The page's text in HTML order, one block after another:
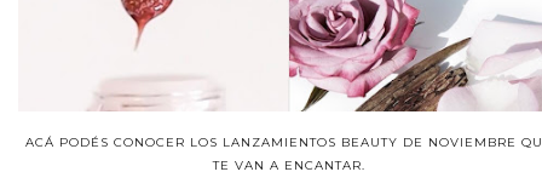
ACÁ PODÉS CONOCER LOS LANZAMIENTOS BEAUTY DE NOVIEMBRE
TE VAN A ENCANTAR.